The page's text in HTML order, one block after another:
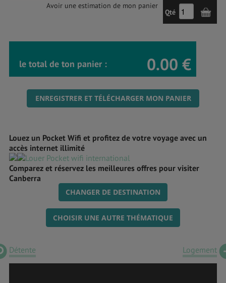
Avoir une estimation de mon panier
Qté
le total de ton panier : 0.00 €
ENREGISTRER ET TÉLÉCHARGER MON PANIER
Louez un Pocket Wifi et profitez de votre voyage avec un
accès internet illimité
Comparez et réservez les meilleures offres pour visiter
Canberra
CHANGER DE DESTINATION
CHOISIR UNE AUTRE THÉMATIQUE
Détente Logement